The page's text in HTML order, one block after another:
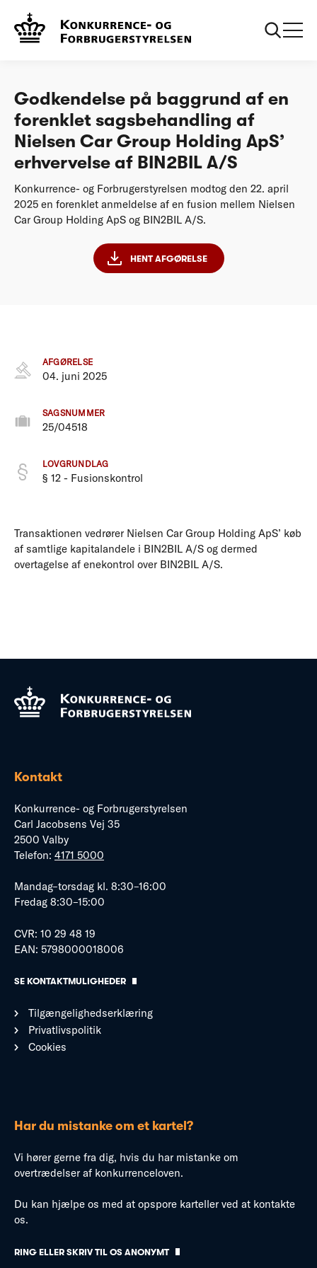
Afgørelser
sagsbehandling af Nielsen Car Group Holding
ApS’ erhvervelse af BIN2BIL AS
Godkendelse på baggrund af en
forenklet sagsbehandling af
Nielsen Car Group Holding ApS’
erhvervelse af BIN2BIL A/S
Konkurrence- og Forbrugerstyrelsen modtog den 22. april
2025 en forenklet anmeldelse af en fusion mellem Nielsen
Car Group Holding ApS og BIN2BIL A/S.
HENT AFGØRELSE
AFGØRELSE
04. juni 2025
SAGSNUMMER
25/04518
LOVGRUNDLAG
§ 12 - Fusionskontrol
Transaktionen vedrører Nielsen Car Group Holding ApS’ køb
af samtlige kapitalandele i BIN2BIL A/S og dermed
overtagelse af enekontrol over BIN2BIL A/S.
Kontakt
Konkurrence- og Forbrugerstyrelsen
Carl Jacobsens Vej 35
2500 Valby
Telefon: 4171 5000
Mandag–torsdag kl. 8:30–16:00
Fredag 8:30–15:00
CVR: 10 29 48 19
EAN: 5798000018006
SE KONTAKTMULIGHEDER
Tilgængelighedserklæring
Privatlivspolitik
Cookies
Har du mistanke om et kartel?
Vi hører gerne fra dig, hvis du har mistanke om
overtrædelser af konkurrenceloven.
Du kan hjælpe os med at opspore karteller ved at kontakte
os.
RING ELLER SKRIV TIL OS ANONYMT